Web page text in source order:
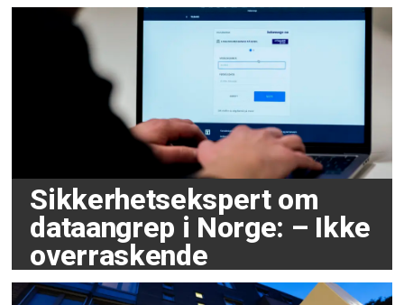
Sikkerhetsekspert om
dataangrep i Norge: – Ikke
overraskende